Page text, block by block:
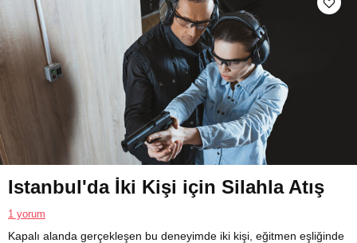
Istanbul'da İki Kişi için Silahla Atış
1 yorum
Kapalı alanda gerçekleşen bu deneyimde iki kişi, eğitmen eşliğinde